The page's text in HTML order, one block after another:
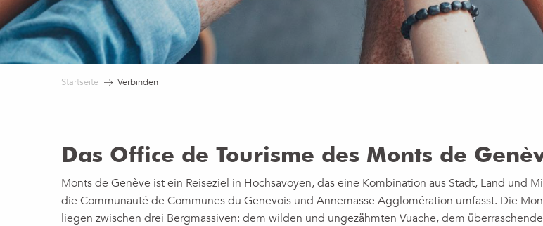
Startseite Verbinden
Das Office de Tourisme des Monts de
Monts de Genève ist ein Reiseziel in Hochsavoyen, das eine Kombination aus Stadt, Land und
die Communauté de Communes du Genevois und Annemasse Agglomération umfasst. Die
liegen zwischen drei Bergmassiven: dem wilden und ungezähmten Vuache, dem